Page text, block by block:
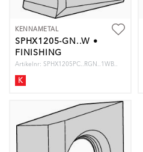
KENNAMETAL
SPHX1205-GN..W •
FINISHING
Artikelnr: SPHX1205PC..RGN..1WB..
K